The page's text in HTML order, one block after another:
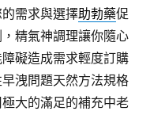
需求與選擇助勃藥促
精氣神調理讓你隨心
礙造成需求輕度訂購
早洩問題天然方法規格
大的滿足的補充中老